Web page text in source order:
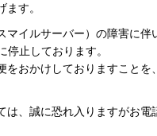
す。
イルサーバー）の障害に伴
止しております。
おかけしておりますことを
、誠に恐れ入りますがお